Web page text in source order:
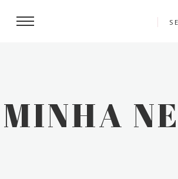
MINHA